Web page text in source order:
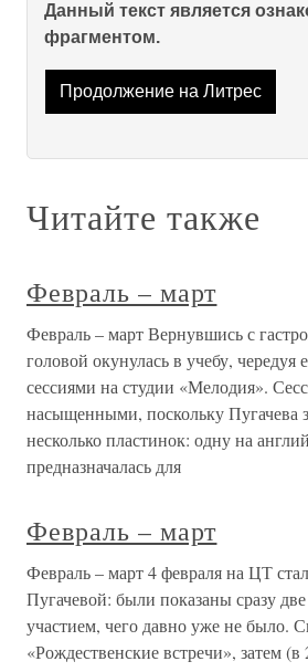
Данный текст является
фрагментом.
Продолжение на Литрес
Читайте также
Февраль – март
Февраль – март Вернувшись с
головой окунулась в учебу,
сессиями на студии «Мелодия».
насыщенными, поскольку Пугачева
несколько пластинок: одну на
предназначалась для
Февраль – март
Февраль – март 4 февраля на ЦТ
Пугачевой: были показаны сразу две
участием, чего давно уже не было.
«Рождественские встречи», затем